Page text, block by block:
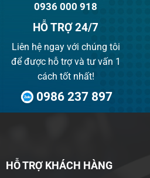
0936 000 918
HỖ TRỢ 24/7
Liên hệ ngay với chúng tôi
để được hỗ trợ và tư vấn 1
cách tốt nhất!
0986 237 897
HỖ TRỢ KHÁCH HÀNG